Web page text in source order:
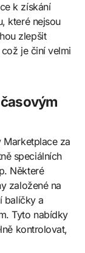
k získání
které nejsou
zlepšit
je činí velmi
Marketplace za
speciálních
Některé
založené na
balíčky a
Tyto nabídky
kontrolovat,